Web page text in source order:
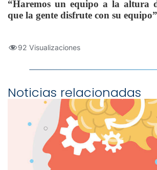
“Haremos un equipo a la altura
que la gente disfrute con su
92 Visualizaciones
Noticias relacionadas